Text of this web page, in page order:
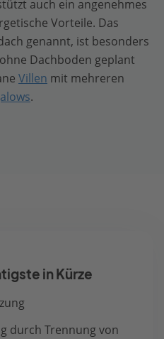
auch ein angenehmes
Vorteile. Das
genannt, ist besonders
Dachboden geplant
Villen mit mehreren
.
in Kürze
durch Trennung von